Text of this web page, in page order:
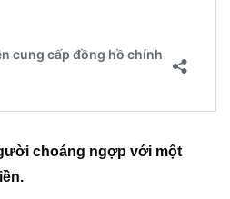
choáng ngợp với một